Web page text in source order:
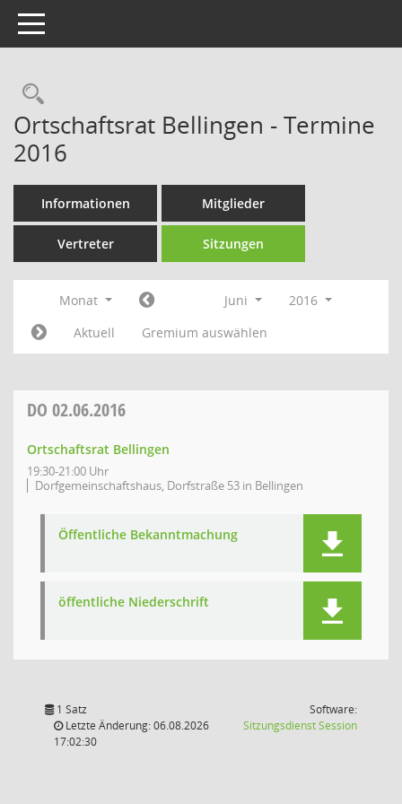
Toggle navigation
Rechercheauswahl
Ortschaftsrat Bellingen - Termine
2016
Informationen Mitglieder
Vertreter Sitzungen
Monat Juni
2016
Aktuell
Gremium auswählen
DO 02.06.2016
Ortschaftsrat Bellingen
19:30-21:00 Uhr
Dorfgemeinschaftshaus, Dorfstraße 53 in Bellingen
Öffentliche Bekanntmachung
öffentliche Niederschrift
1 Satz
Letzte Änderung: 06.08.2026
17:02:30
Software:
SitzungsdienstSession(Wird in